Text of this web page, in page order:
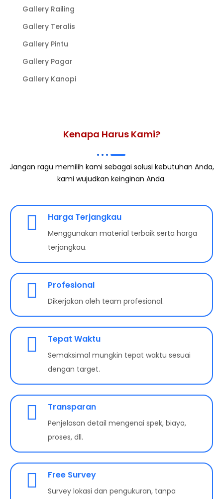
Gallery Railing
Gallery Teralis
Gallery Pintu
Gallery Pagar
Gallery Kanopi
Kenapa Harus Kami?
Jangan ragu memilih kami sebagai solusi kebutuhan Anda,
kami wujudkan keinginan Anda.
Harga Terjangkau
Menggunakan material terbaik serta harga
terjangkau.
Profesional
Dikerjakan oleh team profesional.
Tepat Waktu
Semaksimal mungkin tepat waktu sesuai
dengan target.
Transparan
Penjelasan detail mengenai spek, biaya,
proses, dll.
Free Survey
Survey lokasi dan pengukuran, tanpa